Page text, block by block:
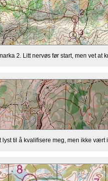
2. Litt nervøs før start, men vet at
lyst til å kvalifisere meg, men ikke